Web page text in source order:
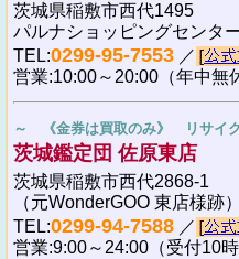
茨城県稲敷市西代1495
パルナショッピングセンタ
TEL:0299-95-7553 ／
営業:10:00～20:00（年中無
～ 《金券は買取のみ》 リサイ
茨城鑑定団 佐原東店
茨城県稲敷市西代2868-1
（元WonderGOO 東店様跡
TEL:0299-94-7588 ／
営業:9:00～24:00（受付10時